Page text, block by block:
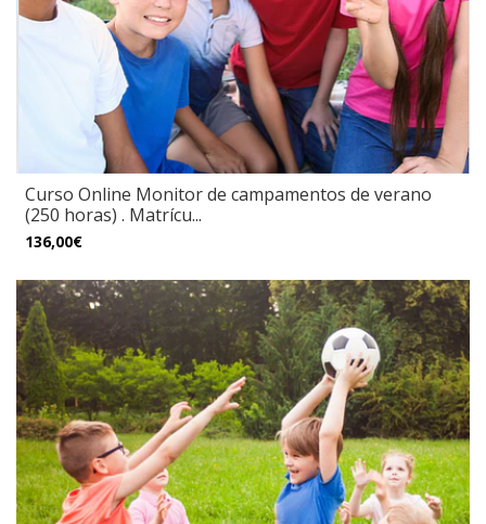
Curso Online Monitor de campamentos de verano
(250 horas) . Matrícu...
136,00€